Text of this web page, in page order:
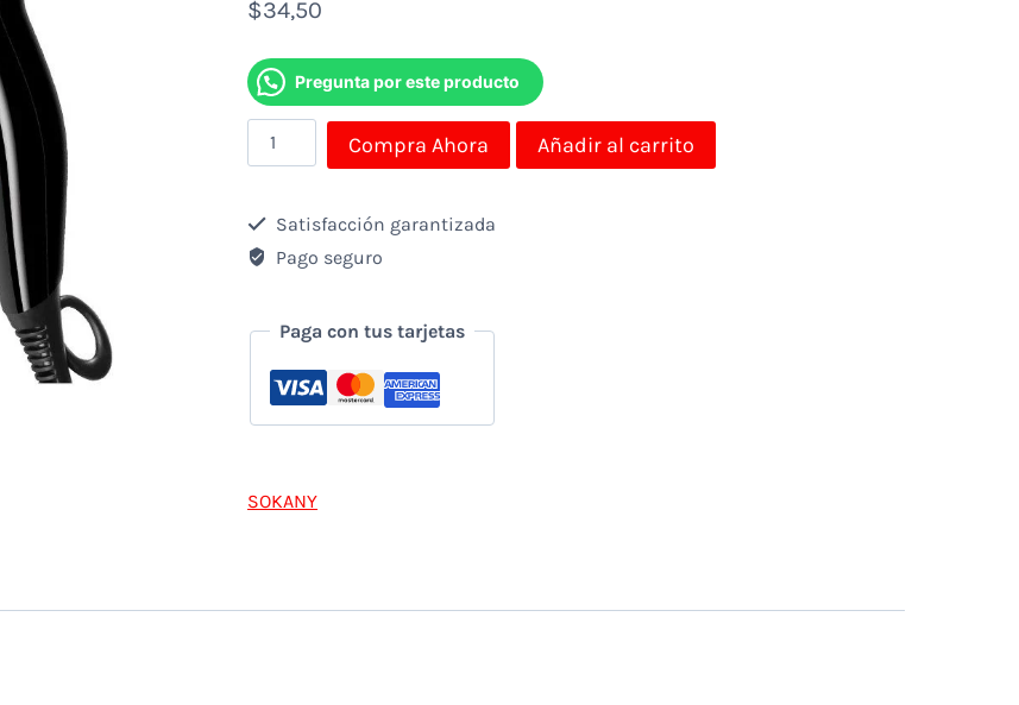
$34,50
Pregunta por este producto
Secador
de
Cabello
Sokany
2213
2600W
cantidad
Compra Ahora Añadir al carrito
Satisfacción garantizada
Pago seguro
Paga con tus tarjetas
SOKANY